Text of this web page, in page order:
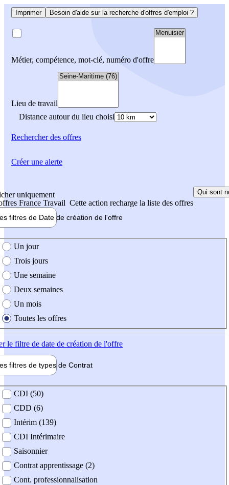
Imprimer Besoin d'aide sur la recherche d'offres d'emploi ?
Métier, compétence, mot-clé, numéro d'offre
Lieu de travail
Distance autour du lieu choisi
Rechercherdes offres
uniquement
France Travail Cette action recharge la liste des offres
Qui sont
filtres de Date de création de l'offre
création de l'offre
Un jour
Trois jours
Une semaine
Deux semaines
Un mois
Toutes les offres
le filtre de date de création de l'offre
filtres de types de Contrat
contrat
CDI (50)
CDD (6)
Intérim (139)
CDI Intérimaire
Saisonnier
Contrat apprentissage (2)
Cont. professionnalisation
Créer une alerte